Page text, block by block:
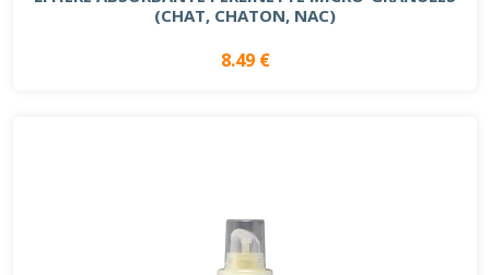
(CHAT, CHATON, NAC)
8.49 €